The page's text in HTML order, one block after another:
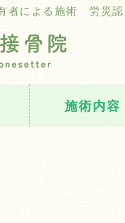
産
者による施術 労災
施術内容